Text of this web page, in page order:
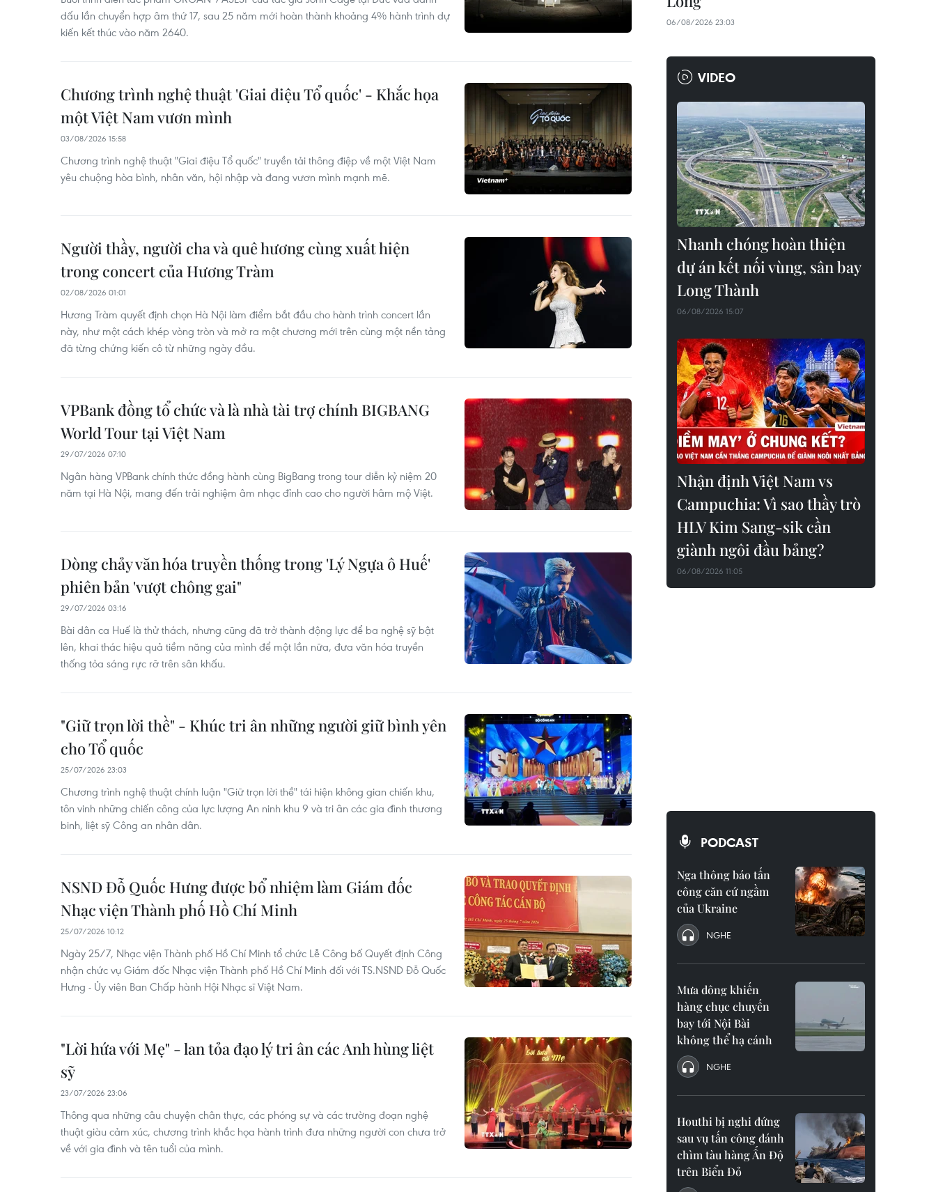
dấu lần chuyển hợp âm thứ 17, sau 25 năm mới hoàn thành khoảng 4% hành trình dự
kiến kết thúc vào năm 2640.
Chương trình nghệ thuật 'Giai điệu Tổ quốc' - Khắc họa
một Việt Nam vươn mình
03/08/2026 15:58
Chương trình nghệ thuật "Giai điệu Tổ quốc" truyền tải thông điệp về một Việt Nam
yêu chuộng hòa bình, nhân văn, hội nhập và đang vươn mình mạnh mẽ.
Người thầy, người cha và quê hương cùng xuất hiện
trong concert của Hương Tràm
02/08/2026 01:01
Hương Tràm quyết định chọn Hà Nội làm điểm bắt đầu cho hành trình concert lần
này, như một cách khép vòng tròn và mở ra một chương mới trên cùng một nền tảng
đã từng chứng kiến cô từ những ngày đầu.
VPBank đồng tổ chức và là nhà tài trợ chính BIGBANG
World Tour tại Việt Nam
29/07/2026 07:10
Ngân hàng VPBank chính thức đồng hành cùng BigBang trong tour diễn kỷ niệm 20
năm tại Hà Nội, mang đến trải nghiệm âm nhạc đỉnh cao cho người hâm mộ Việt.
Dòng chảy văn hóa truyền thống trong 'Lý Ngựa ô Huế'
phiên bản 'vượt chông gai"
29/07/2026 03:16
Bài dân ca Huế là thử thách, nhưng cũng đã trở thành động lực để ba nghệ sỹ bật
lên, khai thác hiệu quả tiềm năng của mình để một lần nữa, đưa văn hóa truyền
thống tỏa sáng rực rỡ trên sân khấu.
"Giữ trọn lời thề" - Khúc tri ân những người giữ bình yên
cho Tổ quốc
25/07/2026 23:03
Chương trình nghệ thuật chính luận "Giữ trọn lời thề" tái hiện không gian chiến khu,
tôn vinh những chiến công của lực lượng An ninh khu 9 và tri ân các gia đình thương
binh, liệt sỹ Công an nhân dân.
NSND Đỗ Quốc Hưng được bổ nhiệm làm Giám đốc
Nhạc viện Thành phố Hồ Chí Minh
25/07/2026 10:12
Ngày 25/7, Nhạc viện Thành phố Hồ Chí Minh tổ chức Lễ Công bố Quyết định Công
nhận chức vụ Giám đốc Nhạc viện Thành phố Hồ Chí Minh đối với TS.NSND Đỗ Quốc
Hưng - Ủy viên Ban Chấp hành Hội Nhạc sĩ Việt Nam.
"Lời hứa với Mẹ" - lan tỏa đạo lý tri ân các Anh hùng liệt
sỹ
23/07/2026 23:06
Thông qua những câu chuyện chân thực, các phóng sự và các trường đoạn nghệ
thuật giàu cảm xúc, chương trình khắc họa hành trình đưa những người con chưa trở
về với gia đình và tên tuổi của mình.
06/08/2026 23:03
VIDEO
Nhanh chóng hoàn thiện
dự án kết nối vùng, sân bay
Long Thành
06/08/2026 15:07
Nhận định Việt Nam vs
Campuchia: Vì sao thầy trò
HLV Kim Sang-sik cần
giành ngôi đầu bảng?
06/08/2026 11:05
PODCAST
Nga thông báo tấn
công căn cứ ngầm
của Ukraine
NGHE
Mưa dông khiến
hàng chục chuyến
bay tới Nội Bài
không thể hạ cánh
NGHE
Houthi bị nghi đứng
sau vụ tấn công đánh
chìm tàu hàng Ấn Độ
trên Biển Đỏ